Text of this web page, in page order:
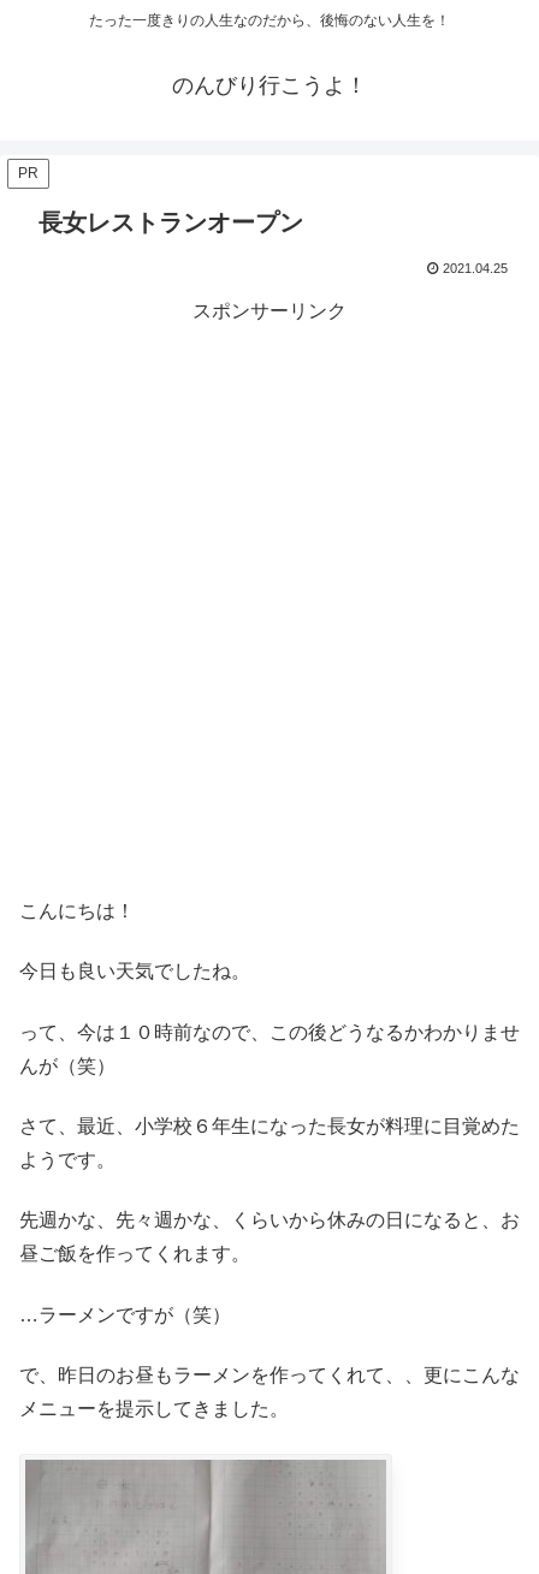
たった一度きりの人生なのだから、後悔のない人生を！
のんびり行こうよ！
PR
長女レストランオープン
2021.04.25
スポンサーリンク
こんにちは！
今日も良い天気でしたね。
って、今は１０時前なので、この後どうなるかわかりませ
んが（笑）
さて、最近、小学校６年生になった長女が料理に目覚めた
ようです。
先週かな、先々週かな、くらいから休みの日になると、お
昼ご飯を作ってくれます。
…ラーメンですが（笑）
で、昨日のお昼もラーメンを作ってくれて、、更にこんな
メニューを提示してきました。